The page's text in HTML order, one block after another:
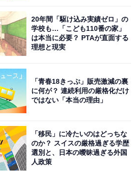
20年間「駆け込み実績ゼロ」の
学校も…「こども110番の家」
は本当に必要？ PTAが直面する
理想と現実
「青春18きっぷ」販売激減の裏
に何が？ 連続利用の厳格化だけ
ではない「本当の理由」
「移民」に冷たいのはどっちな
のか？ スイスの厳格過ぎる学歴
選別と、日本の曖昧過ぎる外国
人政策